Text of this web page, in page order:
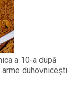
a 10-a după
duhovnicești